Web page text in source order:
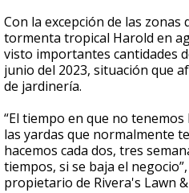
Con la excepción de las
tormenta tropical Harold en
visto importantes cantidades
junio del 2023, situación que
de jardinería.
“El tiempo en que no
las yardas que normalmente
hacemos cada dos, tres
tiempos, si se baja el
propietario de Rivera's Lawn